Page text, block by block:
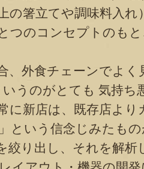
の箸立てや調味料入
つのコンセプトのも
、外食チェーンでよく
いうのがとても 気持
に新店は、既存店よ
という信念じみたも
絞り出し、それを解